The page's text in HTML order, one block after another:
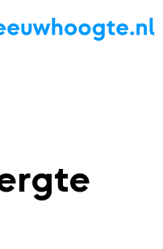
ReviewsLive updatesApp